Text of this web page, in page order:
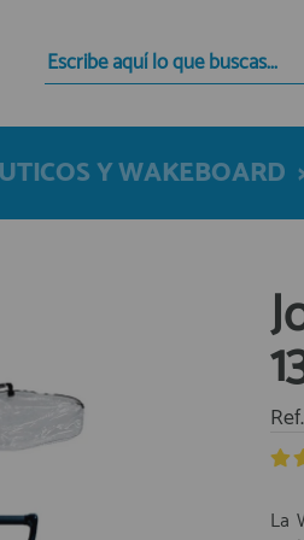
Quiero registrarme
Nuevo
Al crear una cuenta en
tienda virtual, revisar el
¡Adelante! Te estabamos
registro
Y WAKEBOARD
La